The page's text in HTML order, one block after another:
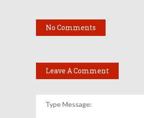
No Comments
Leave A Comment